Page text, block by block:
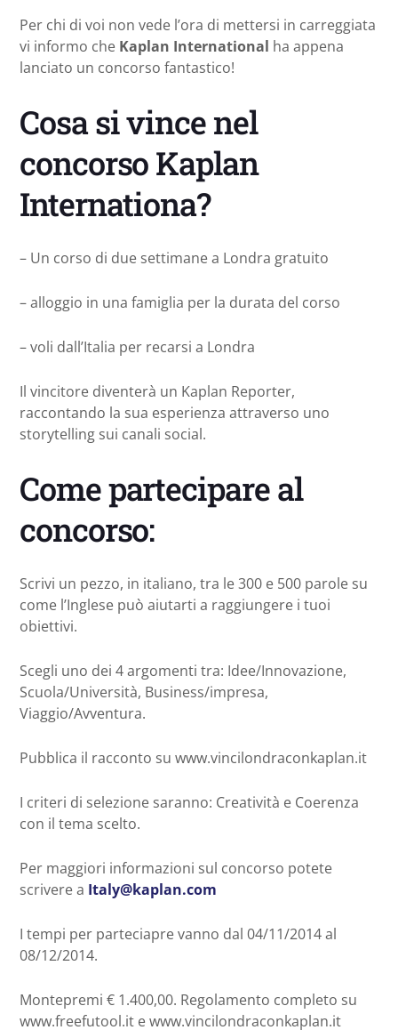
Per chi di voi non vede l’ora di mettersi in carreggiata
vi informo che Kaplan International ha appena
lanciato un concorso fantastico!
Cosa si vince nel
concorso Kaplan
Internationa?
– Un corso di due settimane a Londra gratuito
– alloggio in una famiglia per la durata del corso
– voli dall’Italia per recarsi a Londra
Il vincitore diventerà un Kaplan Reporter,
raccontando la sua esperienza attraverso uno
storytelling sui canali social.
Come partecipare al
concorso:
Scrivi un pezzo, in italiano, tra le 300 e 500 parole su
come l’Inglese può aiutarti a raggiungere i tuoi
obiettivi.
Scegli uno dei 4 argomenti tra: Idee/Innovazione,
Scuola/Università, Business/impresa,
Viaggio/Avventura.
Pubblica il racconto su www.vincilondraconkaplan.it
I criteri di selezione saranno: Creatività e Coerenza
con il tema scelto.
Per maggiori informazioni sul concorso potete
scrivere a Italy@kaplan.com
I tempi per parteciapre vanno dal 04/11/2014 al
08/12/2014.
Montepremi € 1.400,00. Regolamento completo su
www.freefutool.it e www.vincilondraconkaplan.it